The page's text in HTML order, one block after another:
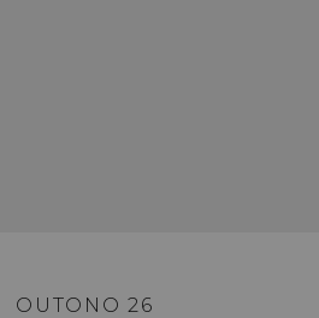
OUTONO 26